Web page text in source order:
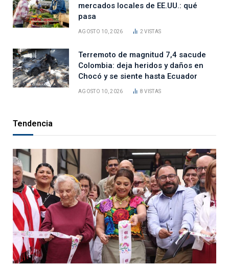
mercados locales de EE.UU.: qué
pasa
AGOSTO 10, 2026 2VISTAS
Terremoto de magnitud 7,4 sacude
Colombia: deja heridos y daños en
Chocó y se siente hasta Ecuador
AGOSTO 10, 2026 8VISTAS
Tendencia